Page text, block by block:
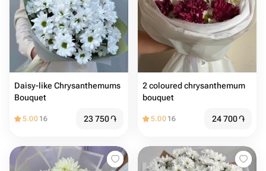
Daisy-like Chrysanthemums
Bouquet
5.00 16 23 750֏
2 coloured chrysanthemum
bouquet
5.00 16 24 700֏